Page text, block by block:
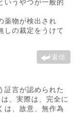
いうやつが一般的
薬物が検出され
しの裁定をうけて
返信
証言が認められた
、実際は、完全に
、故意、無作為